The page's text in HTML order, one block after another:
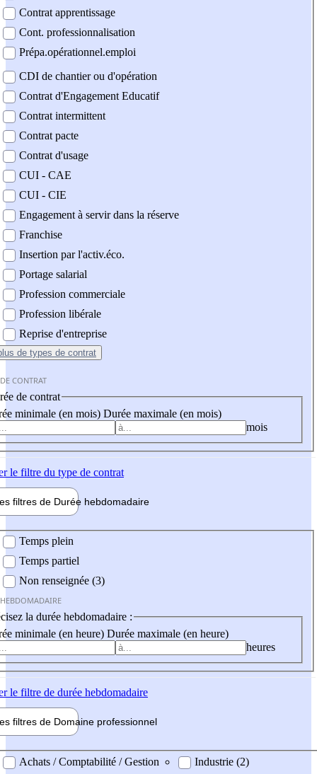
Contrat apprentissage
Cont. professionnalisation
Prépa.opérationnel.emploi
CDI de chantier ou d'opération
Contrat d'Engagement Educatif
Contrat intermittent
Contrat pacte
Contrat d'usage
CUI - CAE
CUI - CIE
Engagement à servir dans la réserve
Franchise
Insertion par l'activ.éco.
Portage salarial
Profession commerciale
Profession libérale
Reprise d'entreprise
de types de contrat
CONTRAT
de contrat
minimale (en mois) Durée maximale (en mois)
mois
le filtre du type de contrat
filtres de Durée hebdomadaire
Temps plein
Temps partiel
Non renseignée (3)
la durée hebdomadaire :
minimale (en heure) Durée maximale (en heure)
heures
le filtre de durée hebdomadaire
filtres de Domaine professionnel
professionel
Achats / Comptabilité / Gestion
Industrie (2)